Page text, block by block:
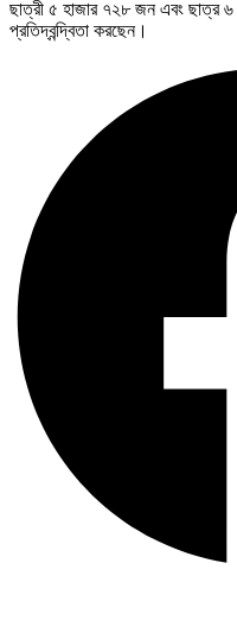
ছাত্রী ৫ হাজার ৭২৮ জন এবং ছাত্র
প্রতিদ্বন্দ্বিতা করছেন।